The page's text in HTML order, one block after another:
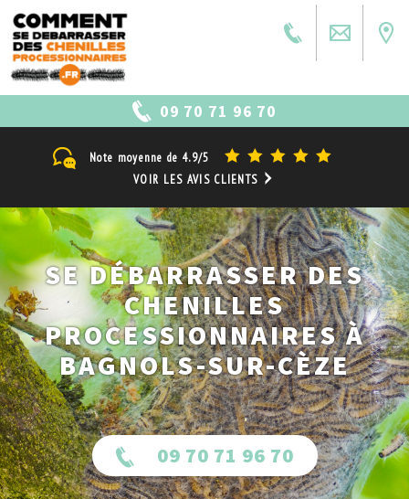
09 70 71 96 70
Note moyenne de 4.9/5
VOIR LES AVIS CLIENTS
SE DÉBARRASSER DES
CHENILLES
PROCESSIONNAIRES À
BAGNOLS-SUR-CÈZE
09 70 71 96 70